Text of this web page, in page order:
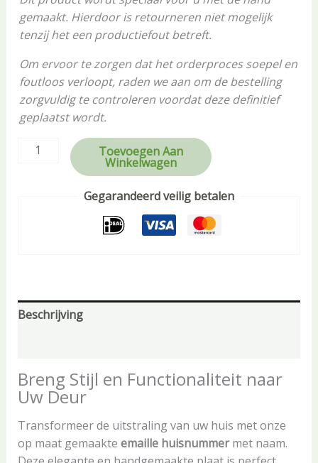
gemaakt. Hierdoor is retourneren niet mogelijk
tenzij het een productiefout betreft.
Om ervoor te zorgen dat het orderproces soepel en
foutloos verloopt, raden we aan om de bestelling
zorgvuldig te controleren voordat deze definitief
geplaatst wordt.
Toevoegen Aan
Winkelwagen
Gegarandeerd veilig betalen
Beschrijving
Breng Stijl en Functionaliteit naar
Uw Deur
Transformeer de uitstraling van uw huis met onze
op maat gemaakte emaille huisnummermet naam.